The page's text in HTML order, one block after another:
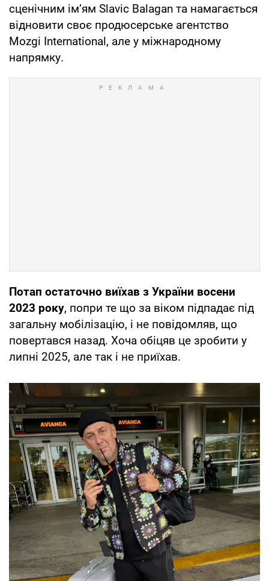
сценічним ім’ям Slavic Balagan та намагається
відновити своє продюсерське агентство
Mozgi International, але у міжнародному
напрямку.
Потап остаточно виїхав з України восени
2023 року, попри те що за віком підпадає під
загальну мобілізацію, і не повідомляв, що
повертався назад. Хоча обіцяв це зробити у
липні 2025, але так і не приїхав.